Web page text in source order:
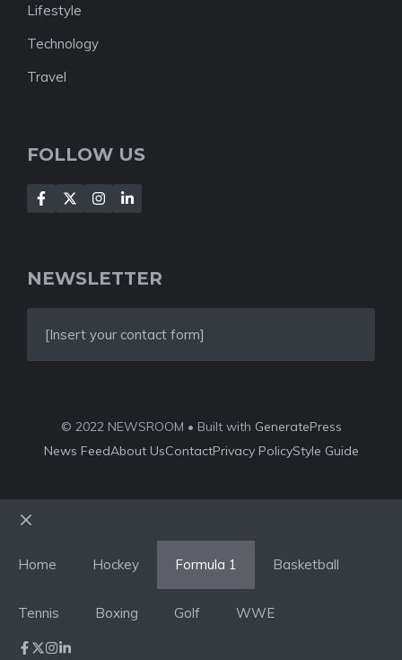
Lifestyle
Technology
Travel
FOLLOW US
NEWSLETTER
[Insert your contact form]
© 2022 NEWSROOM • Built with GeneratePress
News FeedAbout UsContactPrivacy PolicyStyle Guide
Home Hockey Formula 1 Basketball
Tennis Boxing Golf WWE